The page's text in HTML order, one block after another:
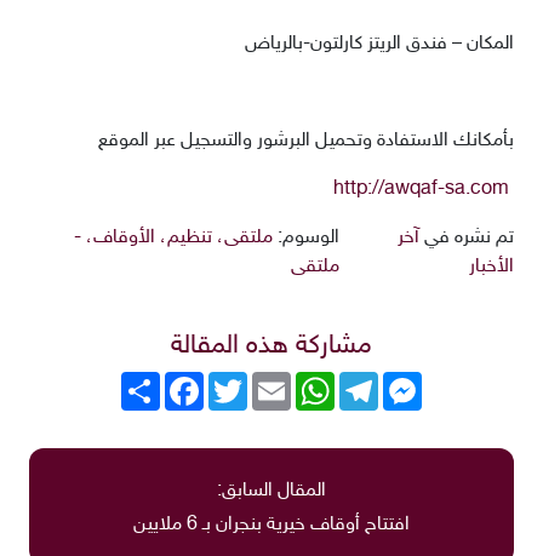
المكان – فندق الريتز كارلتون-بالرياض
بأمكانك الاستفادة وتحميل البرشور والتسجيل عبر الموقع
http://awqaf-sa.com
تم نشره في آخر
الأخبار
الوسوم: ملتقى، تنظيم، الأوقاف، -
ملتقى
مشاركة هذه المقالة
انشر
FacebookTwitterEmail
WhatsAppTelegram
Messenger
المقال السابق:
افتتاح أوقاف خيرية بنجران بـ 6 ملايين